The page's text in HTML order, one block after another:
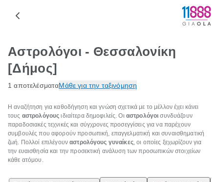
Αστρολόγοι - Θεσσαλονίκη
[Δήμος]
1 αποτελέσματαΜάθε για την ταξινόμηση
Η αναζήτηση για καθοδήγηση και γνώση σχετικά με το μέλλον έχει κάνει
τους αστρολόγους ιδιαίτερα δημοφιλείς. Οι αστρολόγοι συνδυάζουν
παραδοσιακές τεχνικές και σύγχρονες προσεγγίσεις για να παρέχουν
συμβουλές που αφορούν προσωπική, επαγγελματική και συναισθηματική
ζωή. Πολλοί επιλέγουναστρολόγους γυναίκες, οι οποίες ξεχωρίζουν για
την ευαισθησία και την προσεκτική ανάλυση των προσωπικών στοιχείων
κάθε ατόμου.